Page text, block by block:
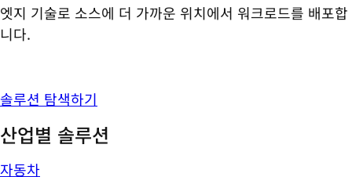
엣지 기술로 소스에 더 가까운 위치에서 워크로드를 배포합
니다.
솔루션 탐색하기
산업별 솔루션
자동차